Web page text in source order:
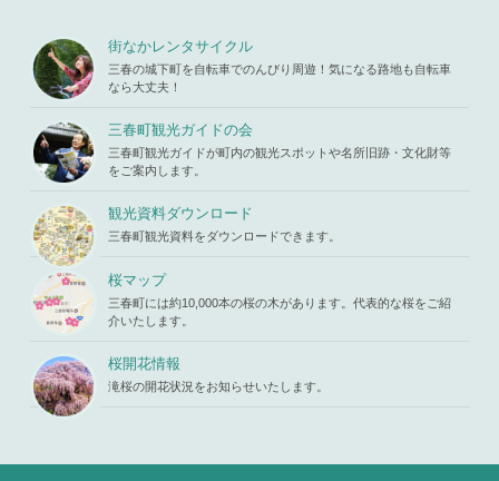
parts/picu
p.phpon li
ne19
iharukoma.
com/public
_html/wp-c
ontent/the
mes/mihar
u/template-
parts/picu
p.phpon li
ne19
ttempt to re
ad property
"ID" on null
in/home/x
iharukoma.
com/public
_html/wp-c
ontent/the
mes/mihar
u/template-
parts/picu
p.phpon li
ne 19
街なかレンタサイクル
三春の城下町を自転車でのんびり周遊！気になる路地も自転車
なら大丈夫！
三春町観光ガイドの会
三春町観光ガイドが町内の観光スポットや名所旧跡・文化財等
をご案内します。
観光資料ダウンロード
三春町観光資料をダウンロードできます。
桜マップ
三春町には約10,000本の桜の木があります。代表的な桜をご紹
介いたします。
桜開花情報
滝桜の開花状況をお知らせいたします。